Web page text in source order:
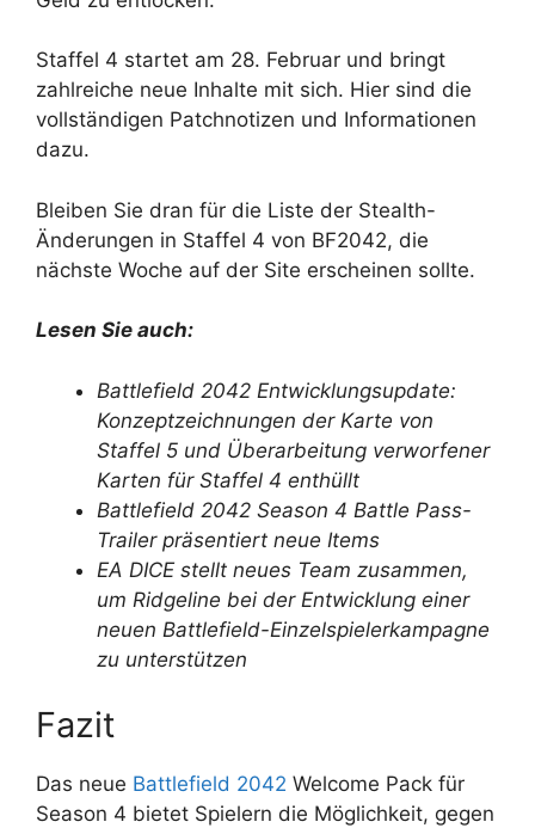
Staffel 4 startet am 28. Februar und bringt
zahlreiche neue Inhalte mit sich. Hier sind die
vollständigen Patchnotizen und Informationen
dazu.
Bleiben Sie dran für die Liste der Stealth-
Änderungen in Staffel 4 von BF2042, die
nächste Woche auf der Site erscheinen sollte.
Lesen Sie auch:
Battlefield 2042 Entwicklungsupdate:
Konzeptzeichnungen der Karte von
Staffel 5 und Überarbeitung verworfener
Karten für Staffel 4 enthüllt
Battlefield 2042 Season 4 Battle Pass-
Trailer präsentiert neue Items
EA DICE stellt neues Team zusammen,
um Ridgeline bei der Entwicklung einer
neuen Battlefield-Einzelspielerkampagne
zu unterstützen
Fazit
Das neue Battlefield 2042 Welcome Pack für
Season 4 bietet Spielern die Möglichkeit, gegen